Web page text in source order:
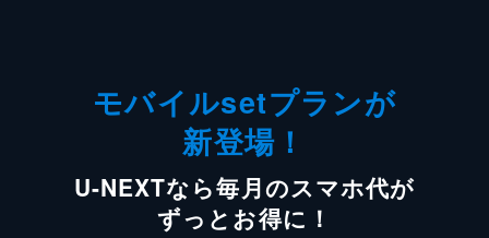
モバイルsetプランが
新登場！
U-NEXTなら毎月のスマホ代が
ずっとお得に！